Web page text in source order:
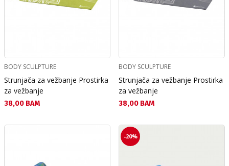
BODY SCULPTURE
Strunjača za vežbanje Prostirka
za vežbanje
Текуща цена:
38,00 BAM
BODY SCULPTURE
Strunjača za vežbanje Prostirka
za vežbanje
Текуща цена:
38,00 BAM
-20%